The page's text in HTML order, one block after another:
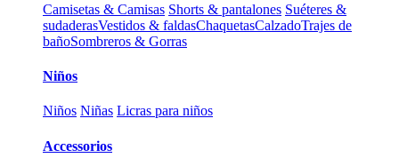
Camisetas & Camisas Shorts & pantalones Suéteres &
sudaderasVestidos & faldasChaquetasCalzadoTrajes de
bañoSombreros & Gorras
Niños
Niños Niñas Licras para niños
Accessorios